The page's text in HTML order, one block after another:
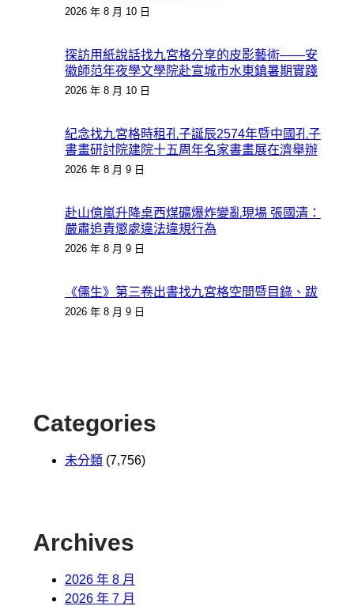
2026 年 8 月 10 日
探訪用紙說話找九宮格分享的皮影藝術——安
徽師范年夜學文學院赴宣城市水東鎮暑期實踐
2026 年 8 月 10 日
紀念找九宮格時租孔子誕辰2574年暨中國孔子
書畫研討院建院十五周年名家書畫展在濟舉辦
2026 年 8 月 9 日
赴山億嵐升降桌西煤礦爆炸變亂現場 張國清：
嚴肅追責懲處違法違規行為
2026 年 8 月 9 日
《儒生》第三卷出書找九宮格空間暨目錄、跋
2026 年 8 月 9 日
Categories
未分類 (7,756)
Archives
2026 年 8 月
2026 年 7 月